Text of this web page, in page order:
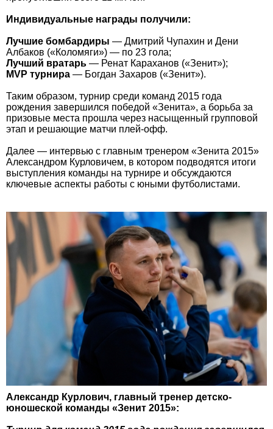
Индивидуальные награды получили:
Лучшие бомбардиры — Дмитрий Чупахин и Дени
Албаков («Коломяги») — по 23 гола;
Лучший вратарь — Ренат Караханов («Зенит»);
MVP турнира — Богдан Захаров («Зенит»).
Таким образом, турнир среди команд 2015 года
рождения завершился победой «Зенита», а борьба за
призовые места прошла через насыщенный групповой
этап и решающие матчи плей-офф.
Далее — интервью с главным тренером «Зенита 2015»
Александром Курловичем, в котором подводятся итоги
выступления команды на турнире и обсуждаются
ключевые аспекты работы с юными футболистами.
Александр Курлович, главный тренер детско-
юношеской команды «Зенит 2015»: